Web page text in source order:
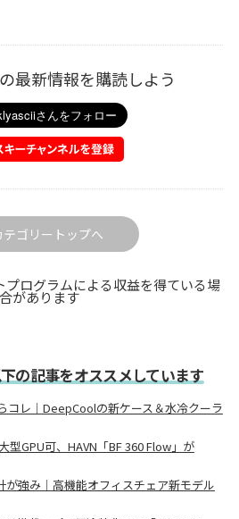
最新情報を購読しよう
テゴリートップへ
ログラムによる収益を得ている場
合があります
の記事をオススメしています
コレ｜DeepCoolの新ケース＆水冷クーラ
型GPU可、HAVN「BF 360 Flow」が
が強み｜高機能オフィスチェア新モデル